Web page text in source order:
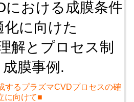
における成膜条件
化に向けた
解とプロセス制
膜事例.
するプラズマCVDプロセスの確
に向けて■